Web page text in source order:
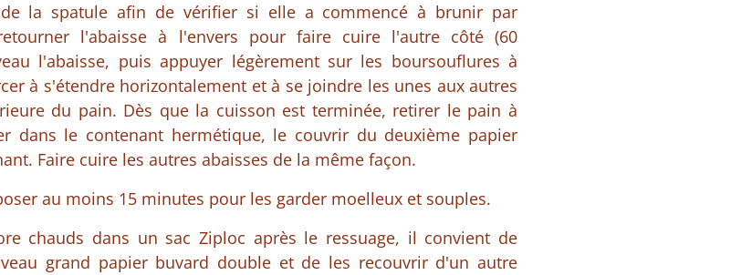
la spatule afin de vérifier si elle a commencé à brunir par
l'abaisse à l'envers pour faire cuire l'autre côté (60
l'abaisse, puis appuyer légèrement sur les boursouflures à
à s'étendre horizontalement et à se joindre les unes aux autres
du pain. Dès que la cuisson est terminée, retirer le pain à
dans le contenant hermétique, le couvrir du deuxième papier
Faire cuire les autres abaisses de la même façon.
au moins 15 minutes pour les garder moelleux et souples.
chauds dans un sac Ziploc après le ressuage, il convient de
grand papier buvard double et de les recouvrir d'un autre